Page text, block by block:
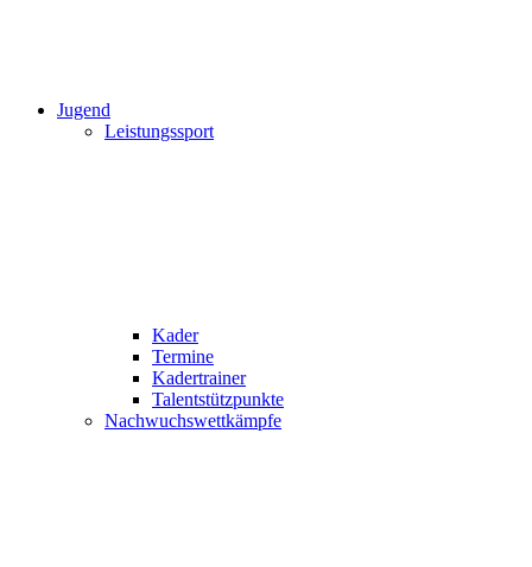
Jugend
Leistungssport
Kader
Termine
Kadertrainer
Talentstützpunkte
Nachwuchswettkämpfe